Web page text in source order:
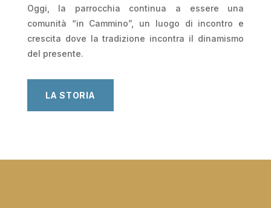
Oggi, la parrocchia continua a essere una
comunità “in Cammino”, un luogo di incontro e
crescita dove la tradizione incontra il dinamismo
del presente.
LA STORIA